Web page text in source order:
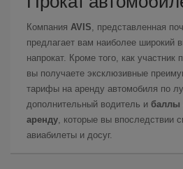
Компания AVIS , представленная
предлагает вам наиболее широкий
напрокат. Кроме того, как участник
вы получаете эксклюзивные
тарифы на аренду автомобиля по
дополнительный водитель и баллы
аренду , которые вы впоследствии
авиабилеты и досуг.